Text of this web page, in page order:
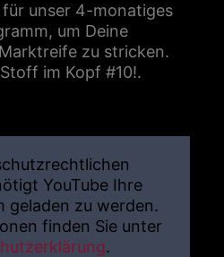
unser 4-monatiges
um Deine
zu stricken.
im Kopf #10!.
YouTube Ihre
geladen zu werden.
finden Sie unter
.